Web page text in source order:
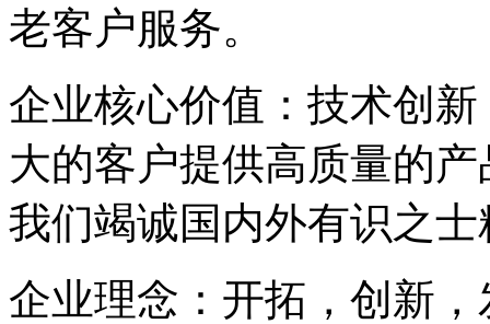
老客户服务。
企业核心价值：技术创
大的客户提供高质量的
我们竭诚国内外有识之
企业理念：开拓，创新，